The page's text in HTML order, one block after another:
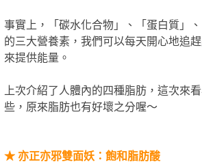
事實上，「碳水化合物」、「蛋白質」
的三大營養素，我們可以每天開心地追
來提供能量。
上次介紹了人體內的四種脂肪，這次來
些，原來脂肪也有好壞之分喔～
★ 亦正亦邪雙面妖：飽和脂肪酸